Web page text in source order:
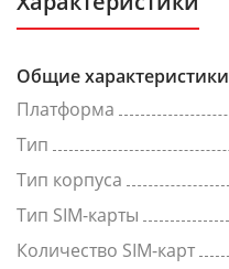
Общие характеристики
Платформа
Тип
Тип корпуса
Тип SIM-карты
Количество SIM-карт